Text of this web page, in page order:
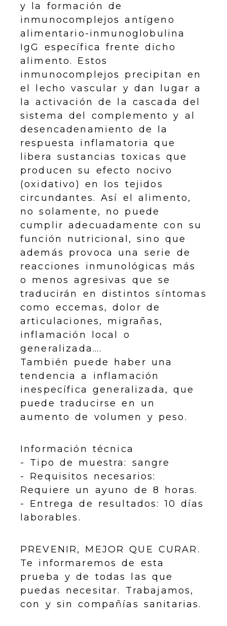
y la formación de
inmunocomplejos antígeno
alimentario-inmunoglobulina
IgG específica frente dicho
alimento. Estos
inmunocomplejos precipitan en
el lecho vascular y dan lugar a
la activación de la cascada del
sistema del complemento y al
desencadenamiento de la
respuesta inflamatoria que
libera sustancias toxicas que
producen su efecto nocivo
(oxidativo) en los tejidos
circundantes. Así el alimento,
no solamente, no puede
cumplir adecuadamente con su
función nutricional, sino que
además provoca una serie de
reacciones inmunológicas más
o menos agresivas que se
traducirán en distintos síntomas
como eccemas, dolor de
articulaciones, migrañas,
inflamación local o
generalizada….
También puede haber una
tendencia a inflamación
inespecífica generalizada, que
puede traducirse en un
aumento de volumen y peso.
Información técnica
- Tipo de muestra: sangre
- Requisitos necesarios:
Requiere un ayuno de 8 horas.
- Entrega de resultados: 10 días
laborables.
PREVENIR, MEJOR QUE CURAR.
Te informaremos de esta
prueba y de todas las que
puedas necesitar. Trabajamos,
con y sin compañías sanitarias.